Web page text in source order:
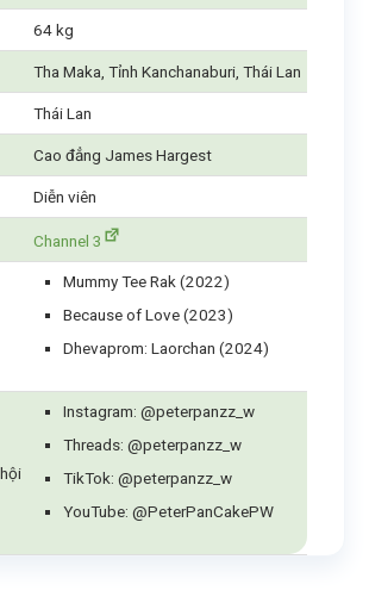
64 kg
Tha Maka, Tỉnh Kanchanaburi, Thái Lan
Thái Lan
Cao đẳng James Hargest
Diễn viên
Channel 3
Mummy Tee Rak (2022)
Because of Love (2023)
Dhevaprom: Laorchan (2024)
Instagram: @peterpanzz_w
Threads: @peterpanzz_w
TikTok: @peterpanzz_w
YouTube: @PeterPanCakePW